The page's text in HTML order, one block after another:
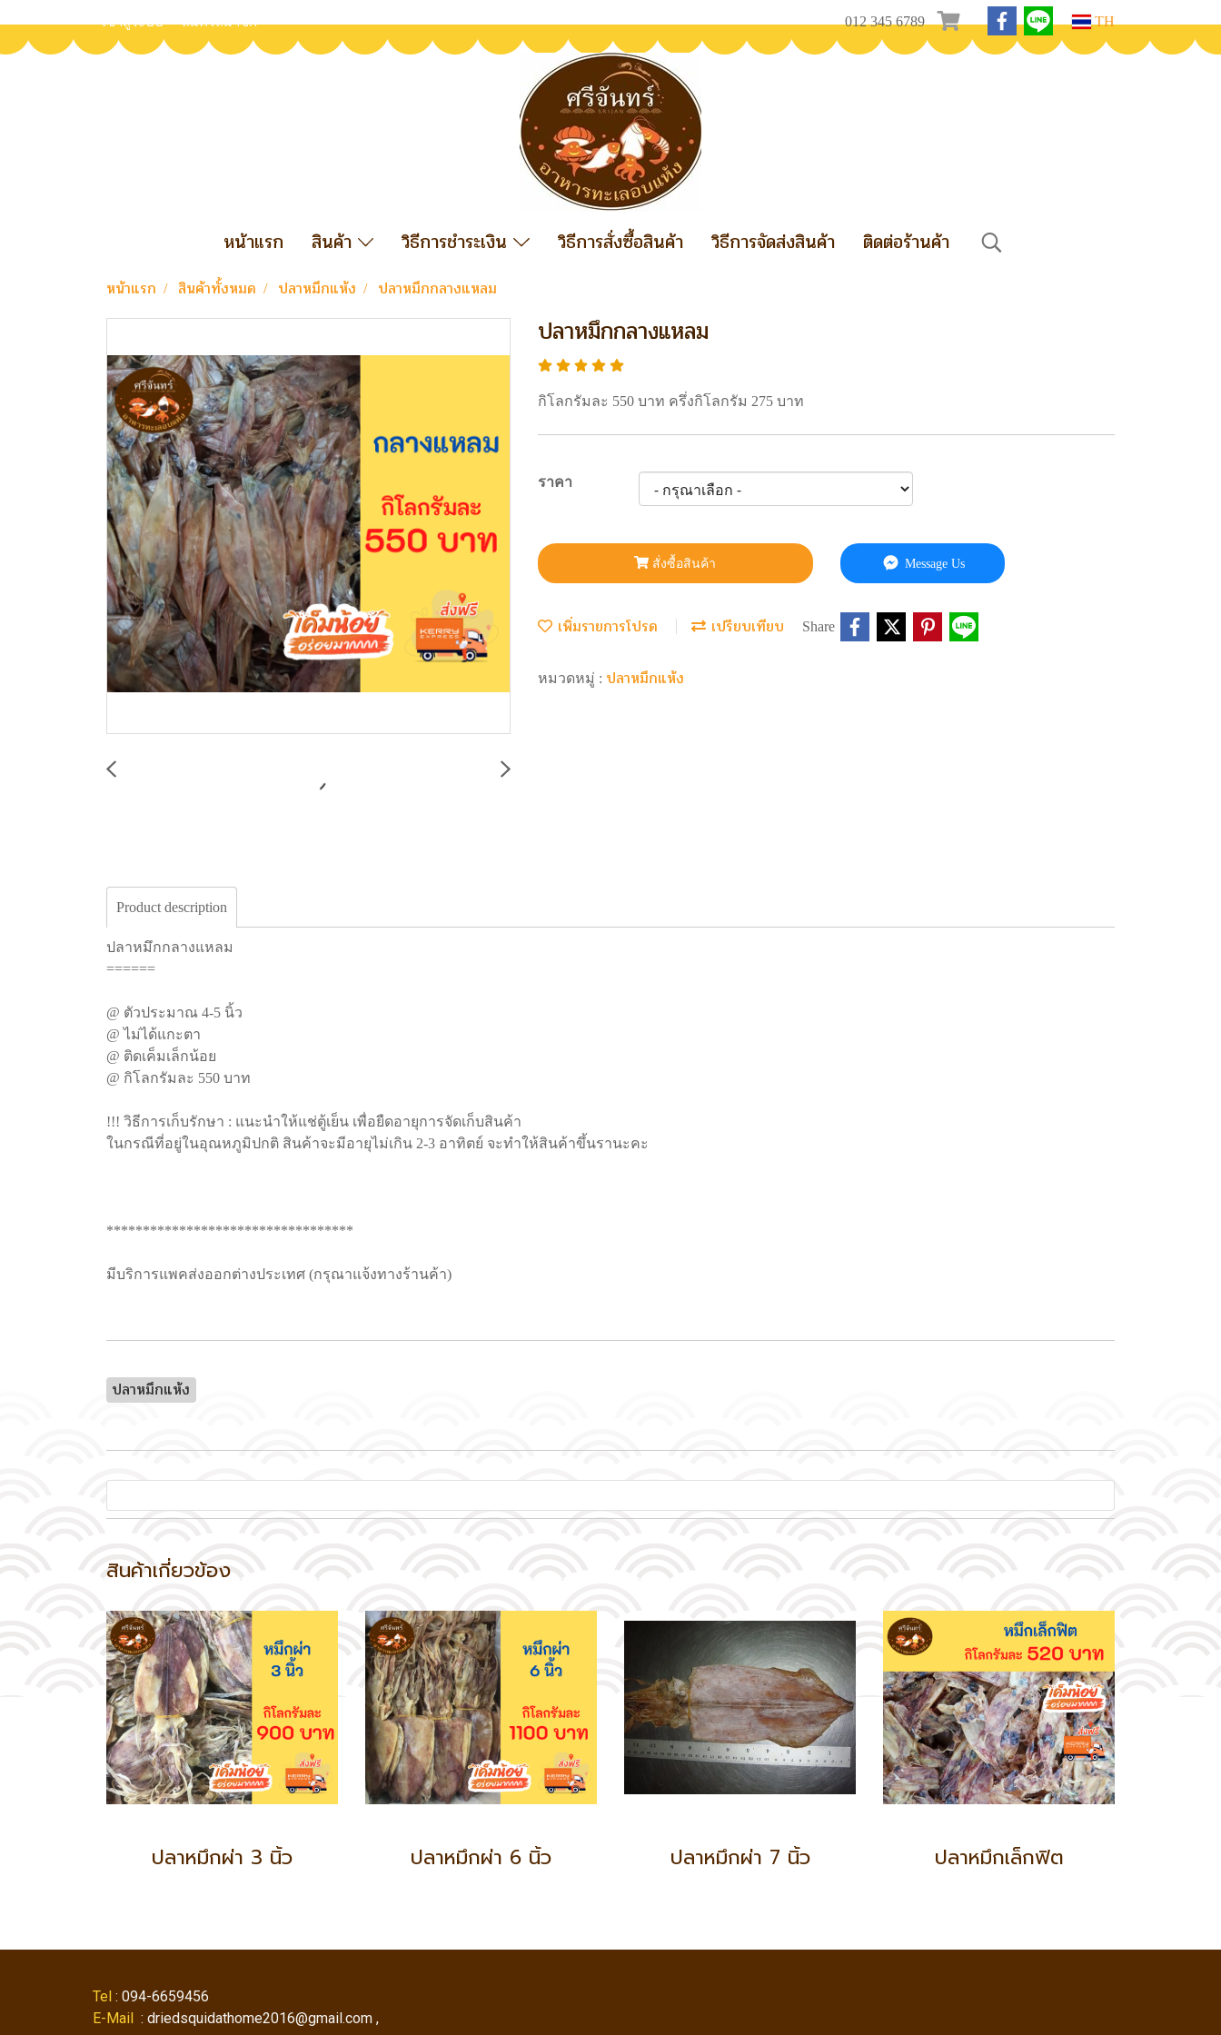
เข้าสู่ระบบ สมัครสมาชิก 012 345 6789 TH
หน้าแรก สินค้า วิธีการชำระเงิน วิธีการสั่งซื้อสินค้า วิธีการจัดส่งสินค้า ติดต่อร้านค้า
หน้าแรก สินค้าทั้งหมด ปลาหมึกแห้ง ปลาหมึกกลางแหลม
ปลาหมึกกลางแหลม
กิโลกรัมละ 550 บาท ครึ่งกิโลกรัม 275 บาท
ราคา
สั่งซื้อสินค้า Message Us
เพิ่มรายการโปรด เปรียบเทียบ Share
หมวดหมู่ : ปลาหมึกแห้ง
Product description
ปลาหมึกกลางแหลม
======
@ ตัวประมาณ 4-5 นิ้ว
@ ไม่ได้แกะตา
@ ติดเค็มเล็กน้อย
@ กิโลกรัมละ 550 บาท
!!! วิธีการเก็บรักษา : แนะนำให้แช่ตู้เย็น เพื่อยืดอายุการจัดเก็บสินค้า
ในกรณีที่อยู่ในอุณหภูมิปกติ สินค้าจะมีอายุไม่เกิน 2-3 อาทิตย์ จะทำให้สินค้าขึ้นรานะคะ
**********************************
มีบริการแพคส่งออกต่างประเทศ (กรุณาแจ้งทางร้านค้า)
ปลาหมึกแห้ง
สินค้าเกี่ยวข้อง
ปลาหมึกผ่า 3 นิ้ว ปลาหมึกผ่า 6 นิ้ว ปลาหมึกผ่า 7 นิ้ว ปลาหมึกเล็กฟิต
Tel : 094-6659456
E-Mail : driedsquidathome2016@gmail.com ,